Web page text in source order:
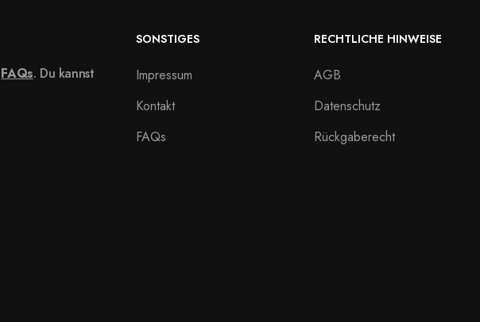
FAQs. Du kannst
SONSTIGES
Impressum
Kontakt
FAQs
RECHTLICHE HINWEISE
AGB
Datenschutz
Rückgaberecht